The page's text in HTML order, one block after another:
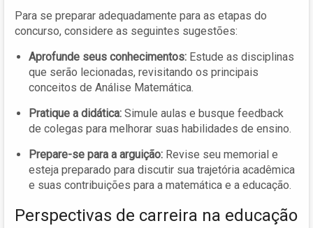
Para se preparar adequadamente para as etapas do
concurso, considere as seguintes sugestões:
Aprofunde seus conhecimentos: Estude as disciplinas
que serão lecionadas, revisitando os principais
conceitos de Análise Matemática.
Pratique a didática: Simule aulas e busque feedback
de colegas para melhorar suas habilidades de ensino.
Prepare-se para a arguição: Revise seu memorial e
esteja preparado para discutir sua trajetória acadêmica
e suas contribuições para a matemática e a educação.
Perspectivas de carreira na educação